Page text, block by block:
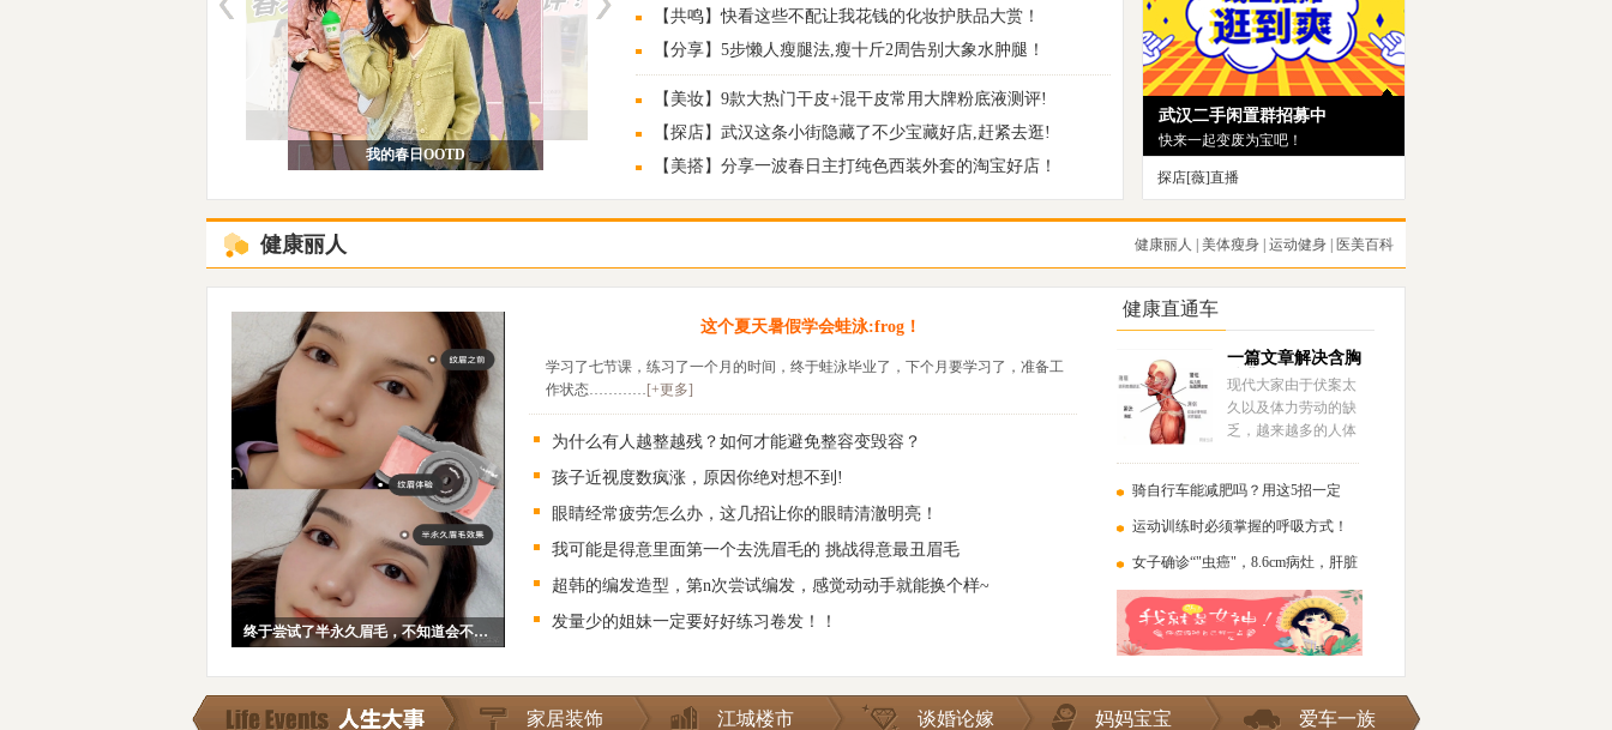
秋冬润唇膏测评！
春日购物欲UP！
我的春日OOTD
【共鸣】快看这些不配让我花钱的化妆护肤品大赏！
【分享】5步懒人瘦腿法,瘦十斤2周告别大象水肿腿！
【美妆】9款大热门干皮+混干皮常用大牌粉底液测评!
【探店】武汉这条小街隐藏了不少宝藏好店,赶紧去逛!
【美搭】分享一波春日主打纯色西装外套的淘宝好店！
探店[薇]直播
走街串巷带你去淘好货！
健康丽人 健康丽人 美体瘦身 运动健身 医美百科
终于尝试了半永久眉毛，不知道会不会后悔~
这个夏天暑假学会蛙泳:frog！
学习了七节课，练习了一个月的时间，终于蛙泳毕业了，下个月要学习了，准备工
作状态………… [+更多]
为什么有人越整越残？如何才能避免整容变毁容？
孩子近视度数疯涨，原因你绝对想不到!
眼睛经常疲劳怎么办，这几招让你的眼睛清澈明亮！
我可能是得意里面第一个去洗眉毛的 挑战得意最丑眉毛
超韩的编发造型，第n次尝试编发，感觉动动手就能换个样~
发量少的姐妹一定要好好练习卷发！！
健康直通车
一篇文章解决含胸
驼背的问题！
现代大家由于伏案太
久以及体力劳动的缺
乏，越来越多的人体
骑自行车能减肥吗？用这5招一定
瘦！运动训练时必须掌握的呼吸方式！
女子确诊“"虫癌"，8.6cm病灶，肝脏
险被
家居装饰 江城楼市 谈婚论嫁 妈妈宝宝 爱车一族